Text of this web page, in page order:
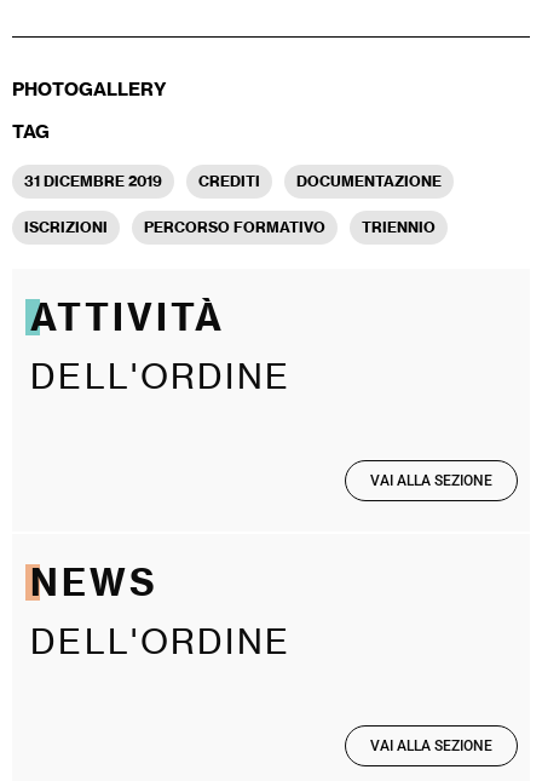
PHOTOGALLERY
TAG
31 DICEMBRE 2019 CREDITI DOCUMENTAZIONE
ISCRIZIONI PERCORSO FORMATIVO TRIENNIO
ATTIVITÀ
DELL'ORDINE
VAI ALLA SEZIONE
NEWS
DELL'ORDINE
VAI ALLA SEZIONE